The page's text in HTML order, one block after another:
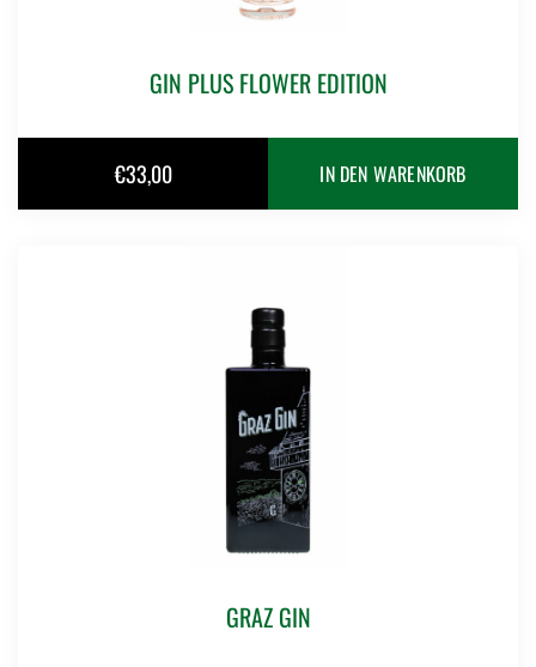
GIN PLUS FLOWER EDITION
€33,00 IN DEN WARENKORB
GRAZ GIN